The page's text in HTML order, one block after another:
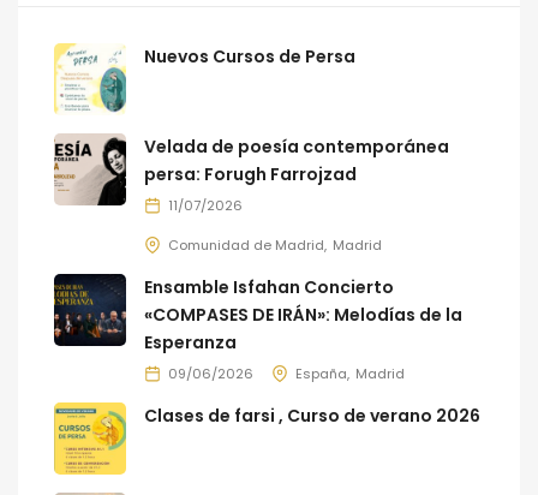
Nuevos Cursos de Persa
Velada de poesía contemporánea
persa: Forugh Farrojzad
11/07/2026
Comunidad de Madrid Madrid
Ensamble Isfahan Concierto
«COMPASES DE IRÁN»: Melodías de la
Esperanza
09/06/2026 España Madrid
Clases de farsi , Curso de verano 2026